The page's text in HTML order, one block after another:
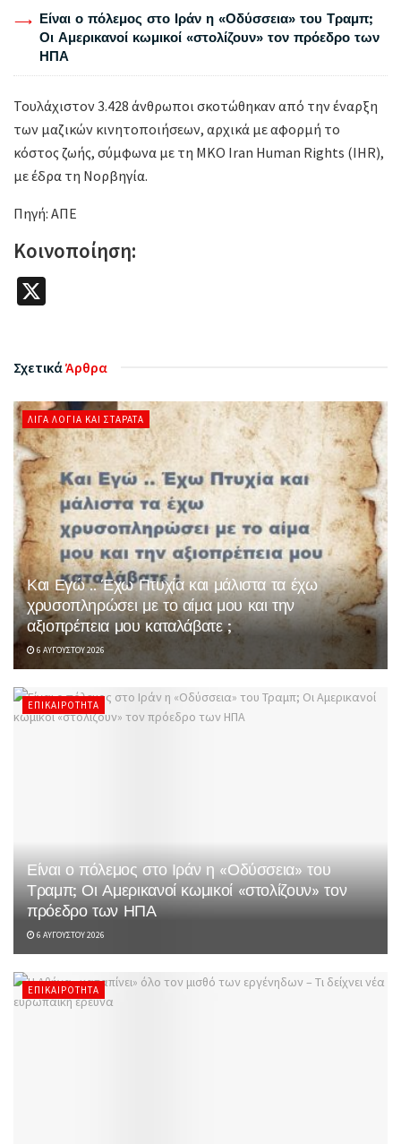
Είναι ο πόλεμος στο Ιράν η «Οδύσσεια» του Τραμπ;
Οι Αμερικανοί κωμικοί «στολίζουν» τον πρόεδρο των
ΗΠΑ
Τουλάχιστον 3.428 άνθρωποι σκοτώθηκαν από την έναρξη
των μαζικών κινητοποιήσεων, αρχικά με αφορμή το
κόστος ζωής, σύμφωνα με τη ΜΚΟ Iran Human Rights (IHR),
με έδρα τη Νορβηγία.
Πηγή: ΑΠΕ
Κοινοποίηση:
ΣχετικάΆρθρα
ΛΊΓΑ ΛΌΓΙΑ ΚΑΙ ΣΤΑΡΆΤΑ
Και Εγώ .. Έχω Πτυχία και μάλιστα τα έχω
χρυσοπληρώσει με το αίμα μου και την
αξιοπρέπεια μου καταλάβατε ;
6 ΑΥΓΟΎΣΤΟΥ 2026
ΕΠΙΚΑΙΡΌΤΗΤΑ
Είναι ο πόλεμος στο Ιράν η «Οδύσσεια» του
Τραμπ; Οι Αμερικανοί κωμικοί «στολίζουν» τον
πρόεδρο των ΗΠΑ
6 ΑΥΓΟΎΣΤΟΥ 2026
ΕΠΙΚΑΙΡΌΤΗΤΑ